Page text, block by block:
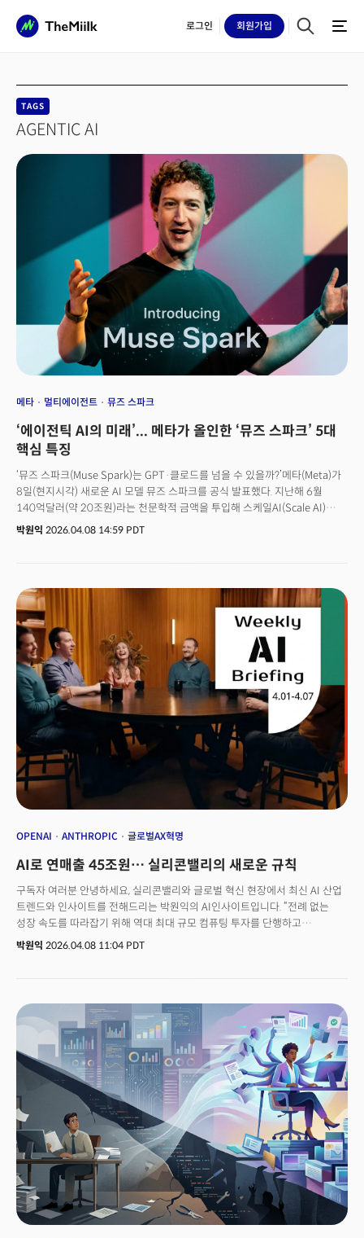
로그인 회원가입
TAGS
AGENTIC AI
메타 멀티에이전트 뮤즈 스파크
‘에이전틱 AI의 미래’... 메타가 올인한 ‘뮤즈 스파크’ 5대
핵심 특징
‘뮤즈 스파크(Muse Spark)는 GPT·클로드를 넘을 수 있을까?’메타(Meta)가
8일(현지시각) 새로운 AI 모델 뮤즈 스파크를 공식 발표했다. 지난해 6월
140억달러(약 20조원)라는 천문학적 금액을 투입해 스케일AI(Scale AI)
지분을 인수하고 설립자 알렉산더 왕(Alexandr Wang)을 영입, 최고AI책임자
선언하는 신호탄이 될지, 아니면 AI 패권 경쟁에서 완전히 밀려나게 될지
결정하는 분기점이 될 전망이다.
박원익 2026.04.08 14:59 PDT
OPENAI ANTHROPIC 글로벌AX혁명
AI로 연매출 45조원… 실리콘밸리의 새로운 규칙
구독자 여러분 안녕하세요, 실리콘밸리와 글로벌 혁신 현장에서 최신 AI 산업
트렌드와 인사이트를 전해드리는 박원익의 AI인사이트입니다. “전례 없는
성장 속도를 따라잡기 위해 역대 최대 규모 컴퓨팅 투자를 단행하고
있다.”앤트로픽(Anthropic)의 CFO 크리슈나 라오(Krishna Rao)가 7일
규모의 구글 TPU 용량이 앤트로픽에 순차 공급됩니다. 현재 공급 중인
1기가와트의 3배가 넘는 규모죠. 1기가와트는 약 70만 가구에 전력을 공급할
수 있는 거대한 전력량입니다. 미즈호 증권은 이 파트너십으로 브로드컴의 AI
관련 매출이 2026년 210억달러에서 2027년 420억달러(약 63조원)로
급증할 것으로 추산했습니다.더 주목할 숫자는 앤트로픽이 함께 공개한 매출
지표입니다. 현재 앤트로픽의 연간 런레이트 매출(Run Rate Revenue, 현재
추세로 연간 매출을 추정)은 300억달러(약 45조원)를 돌파했습니다. 2025년
말 90억달러에서 불과 3개월 만에 세 배 이상으로 급증했습니다. 1년 전과
비교하면 10배가 됐죠. 한국 기업과 비교하면 매출 순위(2025년 별도
기준) 6위 현대모비스(약 36조원보다) 큰 규모입니다. 앤트로픽에 연간
100만달러 이상 지출하는 기업 고객 수도 1000개 이상으로, 2개월 전인 2월
대비(500개) 두 배로 뛰었습니다.말 그대로 ‘전례 없는 성장’입니다.
앤트로픽의 가파른 성장 곡선은 AI 산업의 무게중심이 인프라 확보와 토큰
(token, AI가 처리·생산하는 데이터의 최소 단위) 기반 매출로 넘어가고
박원익 2026.04.08 11:04 PDT